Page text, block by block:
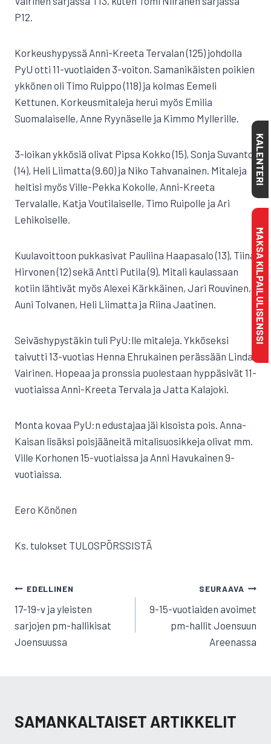
P12.
Korkeushypyssä Anni-Kreeta Tervalan (125) johdolla
PyU otti 11-vuotiaiden 3-voiton. Samanikäisten poikien
ykkönen oli Timo Ruippo (118) ja kolmas Eemeli
Kettunen. Korkeusmitaleja herui myös Emilia
Suomalaiselle, Anne Ryynäselle ja Kimmo Myllerille.
3-loikan ykkösiä olivat Pipsa Kokko (15), Sonja Suvanto
(14), Heli Liimatta (9.60) ja Niko Tahvanainen. Mitaleja
heltisi myös Ville-Pekka Kokolle, Anni-Kreeta
Tervalalle, Katja Voutilaiselle, Timo Ruipolle ja Ari
Lehikoiselle.
Kuulavoittoon pukkasivat Pauliina Haapasalo (13), Tiina
Hirvonen (12) sekä Antti Putila (9). Mitali kaulassaan
kotiin lähtivät myös Alexei Kärkkäinen, Jari Rouvinen,
Auni Tolvanen, Heli Liimatta ja Riina Jaatinen.
Seiväshypystäkin tuli PyU:lle mitaleja. Ykköseksi
taivutti 13-vuotias Henna Ehrukainen perässään Linda
Vairinen. Hopeaa ja pronssia puolestaan hyppäsivät 11-
vuotiaissa Anni-Kreeta Tervala ja Jatta Kalajoki.
Monta kovaa PyU:n edustajaa jäi kisoista pois. Anna-
Kaisan lisäksi poisjääneitä mitalisuosikkeja olivat mm.
Ville Korhonen 15-vuotiaissa ja Anni Havukainen 9-
vuotiaissa.
Eero Könönen
Ks. tulokset TULOSPÖRSSISTÄ
ARTIKKELIEN
SELAUS
EDELLINEN
17-19-v ja yleisten
sarjojen pm-hallikisat
Joensuussa
SEURAAVA
9-15-vuotiaiden avoimet
pm-hallit Joensuun
Areenassa
SAMANKALTAISET ARTIKKELIT
KALENTERI
MAKSA KILPAILULISENSSI